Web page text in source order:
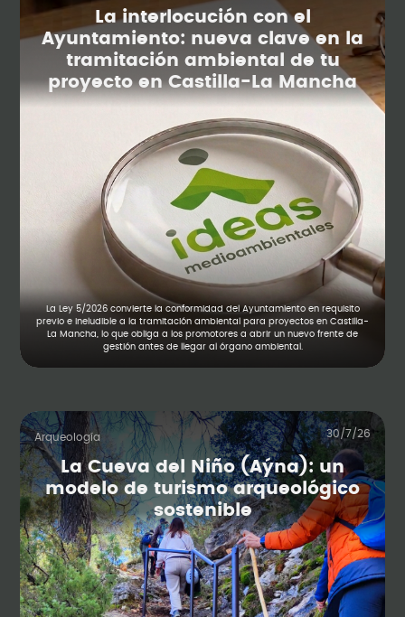
La interlocución con el
Ayuntamiento: nueva clave en la
tramitación ambiental de tu
proyecto en Castilla-La Mancha
La Ley 5/2026 convierte la conformidad del Ayuntamiento en requisito
previo e ineludible a la tramitación ambiental para proyectos en Castilla-
La Mancha, lo que obliga a los promotores a abrir un nuevo frente de
gestión antes de llegar al órgano ambiental.
Arqueología 30/7/26
La Cueva del Niño (Aýna): un
modelo de turismo arqueológico
sostenible